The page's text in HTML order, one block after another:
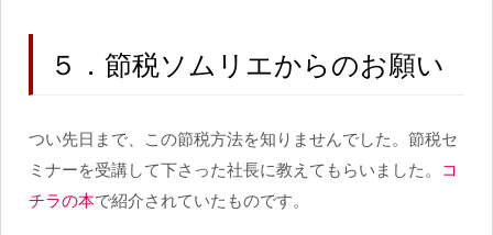
５．節税ソムリエからのお願い
つい先日まで、この節税方法を知りませんでした。節税セ
ミナーを受講して下さった社長に教えてもらいました。 コ
チラの本で紹介されていたものです。